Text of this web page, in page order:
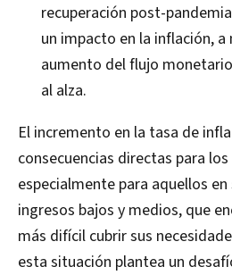
recuperación post-
un impacto en la inflación,
aumento del flujo
al alza.
El incremento en la tasa de
consecuencias directas para
especialmente para aquellos
ingresos bajos y medios, que
más difícil cubrir sus
esta situación plantea un